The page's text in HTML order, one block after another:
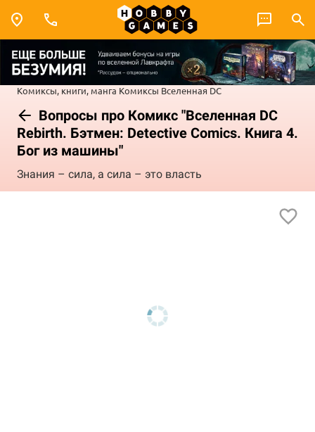
Комиксы, книги, манга Комиксы Вселенная DC
Вопросы про Комикс "Вселенная DC
Rebirth. Бэтмен: Detective Comics. Книга 4.
Бог из машины"
Знания – сила, а сила – это власть